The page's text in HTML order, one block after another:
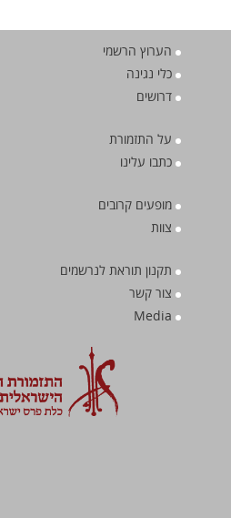
הערוץ הרשמי
כלי נגינה
דרושים
על התזמורת
כתבו עלינו
מופעים קרובים
צוות
תקנון תוראת לנרשמים
צור קשר